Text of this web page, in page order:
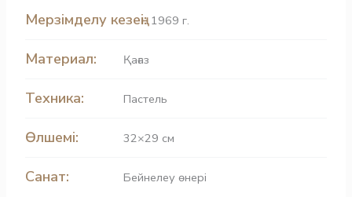
Мерзімделу кезеңі: 1969 г.
Материал: Қағаз
Техника: Пастель
Өлшемі: 32×29 см
Санат: Бейнелеу өнері